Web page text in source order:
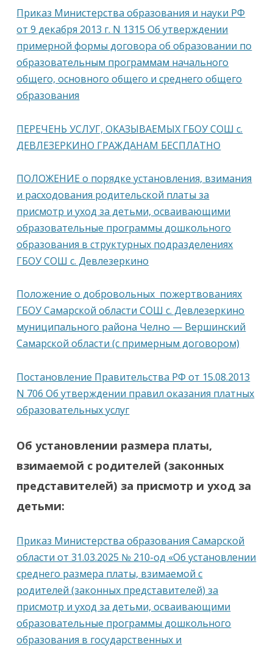
Приказ Министерства образования и науки РФ
от 9 декабря 2013 г. N 1315 Об утверждении
примерной формы договора об образовании по
образовательным программам начального
общего, основного общего и среднего общего
образования
ПЕРЕЧЕНЬ УСЛУГ, ОКАЗЫВАЕМЫХ ГБОУ СОШ с.
ДЕВЛЕЗЕРКИНО ГРАЖДАНАМ БЕСПЛАТНО
ПОЛОЖЕНИЕ о порядке установления, взимания
и расходования родительской платы за
присмотр и уход за детьми, осваивающими
образовательные программы дошкольного
образования в структурных подразделениях
ГБОУ СОШ с. Девлезеркино
Положение о добровольных пожертвованиях
ГБОУ Самарской области СОШ с. Девлезеркино
муниципального района Челно — Вершинский
Самарской области (с примерным договором)
Постановление Правительства РФ от 15.08.2013
N 706 Об утверждении правил оказания платных
образовательных услуг
Об установлении размера платы,
взимаемой с родителей (законных
представителей) за присмотр и уход за
детьми:
Приказ Министерства образования Самарской
области от 31.03.2025 № 210-од «Об установлении
среднего размера платы, взимаемой с
родителей (законных представителей) за
присмотр и уход за детьми, осваивающими
образовательные программы дошкольного
образования в государственных и